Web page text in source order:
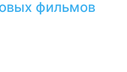
фильмов